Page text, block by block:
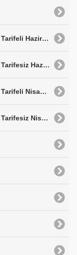
Şehirlerdeki Doğalgaz Birim Fiyatları - Tarifeli Haziran 2022
Şehirlerdeki Doğalgaz Birim Fiyatları - Tarifesiz Haziran 2022
Şehirlerdeki Doğalgaz Birim Fiyatları - Tarifeli Nisan 2022
Şehirlerdeki Doğalgaz Birim Fiyatları - Tarifesiz Nisan 2022